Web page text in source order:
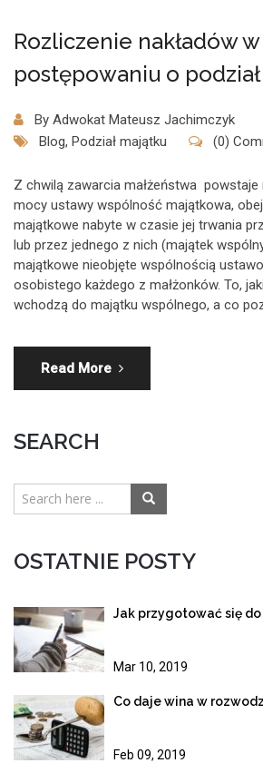
Rozliczenie nakładów w
postępowaniu o
By Adwokat Mateusz Jachimczyk
Blog, Podział majątku (0)
Z chwilą zawarcia małżeństwa powstaje
mocy ustawy wspólność majątkowa,
majątkowe nabyte w czasie jej trwania
lub przez jednego z nich (majątek
majątkowe nieobjęte wspólnością
osobistego każdego z małżonków. To,
wchodzą do majątku wspólnego, a co
Read More
SEARCH
OSTATNIE POSTY
Jak przygotować się
Mar 10, 2019
Co daje wina w
Feb 09, 2019